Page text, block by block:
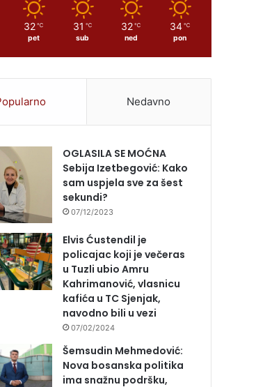
32 ℃
pet
31 ℃
sub
32 ℃
ned
34 ℃
pon
Nedavno
OGLASILA SE MOĆNA
Sebija Izetbegović: Kako
sam uspjela sve za šest
sekundi?
07/12/2023
Elvis Ćustendil je
policajac koji je večeras
u Tuzli ubio Amru
Kahrimanović, vlasnicu
kafića u TC Sjenjak,
navodno bili u vezi
07/02/2024
Šemsudin Mehmedović:
Nova bosanska politika
ima snažnu podršku,